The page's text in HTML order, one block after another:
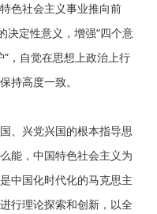
色社会主义事业推向前
决定性意义，增强“四个意
”，自觉在思想上政治上行
持高度一致。
、兴党兴国的根本指导思
能，中国特色社会主义为
中国化时代化的马克思主
行理论探索和创新，以全